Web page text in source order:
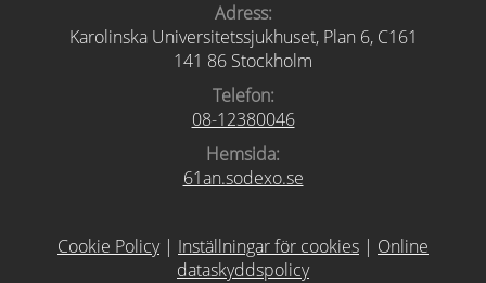
Adress:
Karolinska Universitetssjukhuset, Plan 6, C161
141 86 Stockholm
Telefon:
08-12380046
Hemsida:
61an.sodexo.se
Cookie Policy| Inställningar för cookies | Online
dataskyddspolicy